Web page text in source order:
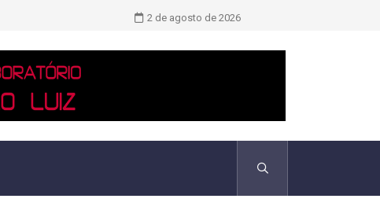
Novo boletim indica El Niño ‘muito
2 de agosto de 2026